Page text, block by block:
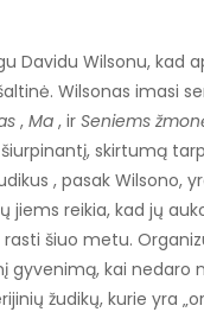
Davidu Wilsonu, kad
Wilsonas imasi
, Ma , ir Seniems
skirtumą
, pasak Wilsono,
jiems reikia, kad jų
šiuo metu.
gyvenimą, kai nedaro
žudikų, kurie yra